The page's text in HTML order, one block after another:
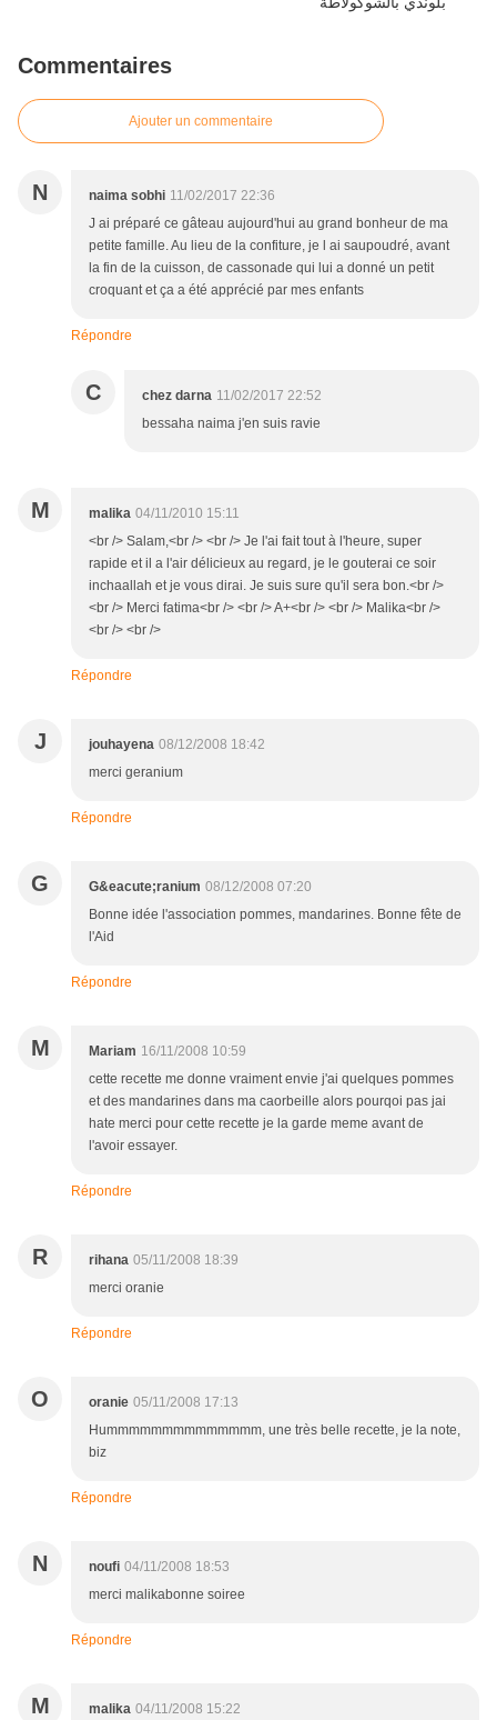
Commentaires
Ajouter un commentaire
N naima sobhi 11/02/2017 22:36
J ai préparé ce gâteau aujourd'hui au grand bonheur de ma
petite famille. Au lieu de la confiture, je l ai saupoudré, avant
la fin de la cuisson, de cassonade qui lui a donné un petit
croquant et ça a été apprécié par mes enfants
Répondre
C chez darna 11/02/2017 22:52
bessaha naima j'en suis ravie
M malika 04/11/2010 15:11
<br /> Salam,<br /> <br /> Je l'ai fait tout à l'heure, super
rapide et il a l'air délicieux au regard, je le gouterai ce soir
inchaallah et je vous dirai. Je suis sure qu'il sera bon.<br />
<br /> Merci fatima<br /> <br /> A+<br /> <br /> Malika<br />
<br /> <br />
Répondre
J jouhayena 08/12/2008 18:42
merci geranium
Répondre
G G&eacute;ranium 08/12/2008 07:20
Bonne idée l'association pommes, mandarines. Bonne fête de
l'Aid
Répondre
M Mariam 16/11/2008 10:59
cette recette me donne vraiment envie j'ai quelques pommes
et des mandarines dans ma caorbeille alors pourqoi pas jai
hate merci pour cette recette je la garde meme avant de
l'avoir essayer.
Répondre
R rihana 05/11/2008 18:39
merci oranie
Répondre
O oranie 05/11/2008 17:13
Hummmmmmmmmmmmmm, une très belle recette, je la note,
biz
Répondre
N noufi 04/11/2008 18:53
merci malikabonne soiree
Répondre
M malika 04/11/2008 15:22